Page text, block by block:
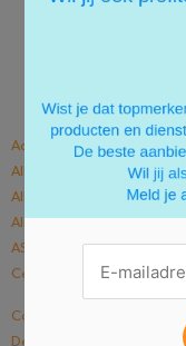
Adidas kortingscodes
Albelli promotiecodes
Albert Heijn actiecodes
AliExpress coupons
ASOS promo codes
Center Parcs actiecodes
Coolblue aanbiedingen
De Bijenkorf vouchercodes